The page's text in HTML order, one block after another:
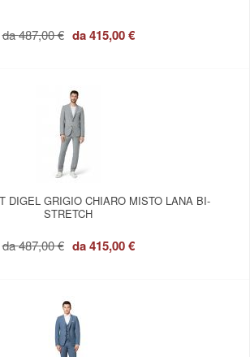
da487,00 € da415,00 €
DIGEL GRIGIO CHIARO MISTO LANA BI-
STRETCH
da487,00 € da415,00 €